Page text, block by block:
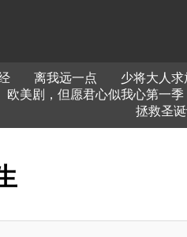
离我远一点 少将大人求
欧美剧，但愿君心似我心第一
拯救圣